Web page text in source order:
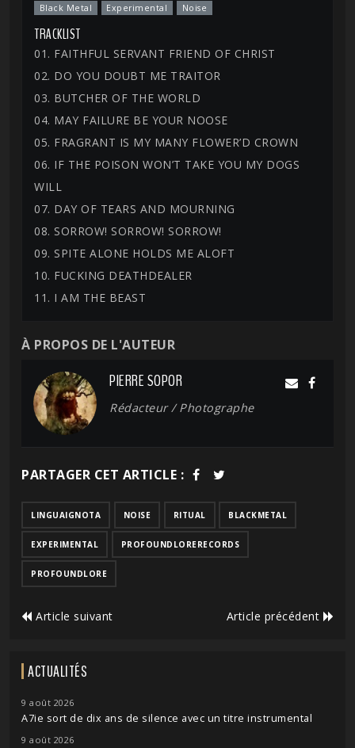
Black Metal Experimental Noise
TRACKLIST
01. FAITHFUL SERVANT FRIEND OF CHRIST
02. DO YOU DOUBT ME TRAITOR
03. BUTCHER OF THE WORLD
04. MAY FAILURE BE YOUR NOOSE
05. FRAGRANT IS MY MANY FLOWER’D CROWN
06. IF THE POISON WON’T TAKE YOU MY DOGS
WILL
07. DAY OF TEARS AND MOURNING
08. SORROW! SORROW! SORROW!
09. SPITE ALONE HOLDS ME ALOFT
10. FUCKING DEATHDEALER
11. I AM THE BEAST
À PROPOS DE L'AUTEUR
PIERRE SOPOR
Rédacteur / Photographe
PARTAGER CET ARTICLE :
LINGUAIGNOTA NOISE RITUAL BLACKMETAL
EXPERIMENTAL PROFOUNDLORERECORDS
PROFOUNDLORE
Article suivant Article précédent
ACTUALITÉS
9 août 2026
A7ie sort de dix ans de silence avec un titre instrumental
9 août 2026